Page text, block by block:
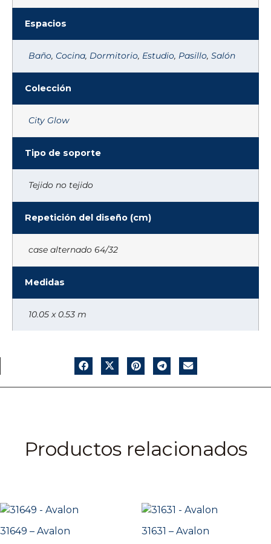
Espacios
Baño, Cocina, Dormitorio, Estudio, Pasillo, Salón
Colección
City Glow
Tipo de soporte
Tejido no tejido
Repetición del diseño (cm)
case alternado 64/32
Medidas
10.05 x 0.53 m
Productos relacionados
31649 – Avalon 31631 – Avalon